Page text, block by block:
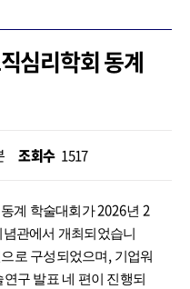
심리학회 동계
조회수 1517
계 학술대회가2026년 2
관에서 개최되었습니
로 구성되었으며 , 기업워
연구 발표 네 편이 진행되